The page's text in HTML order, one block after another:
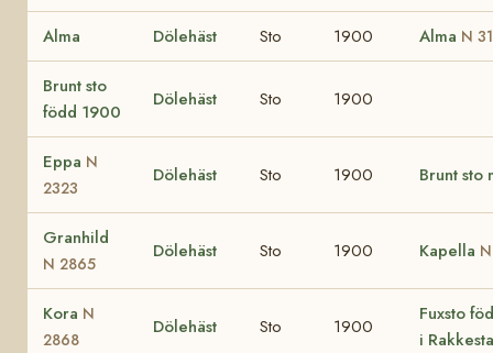
Alma Dölehäst Sto 1900 Alma N
Brunt sto
född 1900
Dölehäst Sto 1900
Eppa N
2323
Dölehäst Sto 1900 Brunt sto
Granhild
N 2865
Dölehäst Sto 1900 Kapella
Kora N
2868
Dölehäst Sto 1900
Fuxsto
i